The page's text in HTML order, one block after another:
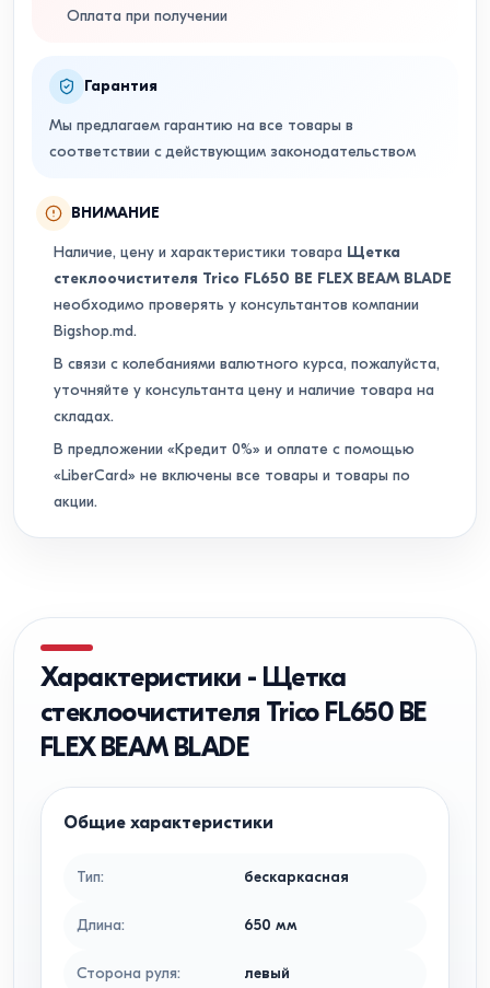
Оплата при получении
Гарантия
Мы предлагаем гарантию на все товары в
соответствии с действующим законодательством
ВНИМАНИЕ
Наличие, цену и характеристики товара Щетка
стеклоочистителя Trico FL650 BE FLEX BEAM BLADE
необходимо проверять у консультантов компании
Bigshop.md.
В связи с колебаниями валютного курса, пожалуйста,
уточняйте у консультанта цену и наличие товара на
складах.
В предложении «Кредит 0%» и оплате с помощью
«LiberCard» не включены все товары и товары по
акции.
Характеристики - Щетка
стеклоочистителя Trico FL650 BE
FLEX BEAM BLADE
Общие характеристики
Тип: бескаркасная
Длина: 650 мм
Сторона руля: левый